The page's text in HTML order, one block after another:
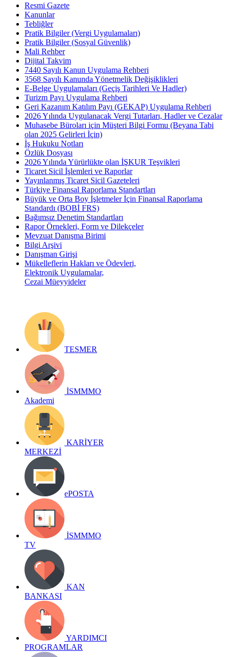
Resmi Gazete
Kanunlar
Tebliğler
Pratik Bilgiler (Vergi Uygulamaları)
Pratik Bilgiler (Sosyal Güvenlik)
Mali Rehber
Dijital Takvim
7440 Sayılı Kanun Uygulama Rehberi
3568 Sayılı Kanunda Yönetmelik Değişiklikleri
E-Belge Uygulamaları (Geçiş Tarihleri Ve Hadler)
Turizm Payı Uygulama Rehberi
Geri Kazanım Katılım Payı (GEKAP) Uygulama Rehberi
2026 Yılında Uygulanacak Vergi Tutarları, Hadler ve Cezalar
Muhasebe Büroları için Müşteri Bilgi Formu (Beyana Tabi
olan 2025 Gelirleri İçin)
İş Hukuku Notları
Özlük Dosyası
2026 Yılında Yürürlükte olan İŞKUR Teşvikleri
Ticaret Sicil İşlemleri ve Raporlar
Yayınlanmış Ticaret Sicil Gazeteleri
Türkiye Finansal Raporlama Standartları
Büyük ve Orta Boy İşletmeler İçin Finansal Raporlama
Standardı (BOBİ FRS)
Bağımsız Denetim Standartları
Rapor Örnekleri, Form ve Dilekçeler
Mevzuat Danışma Birimi
Bilgi Arşivi
Danışman Girişi
Mükelleflerin Hakları ve Ödevleri,
Elektronik Uygulamalar,
Cezai Müeyyideler
TESMER
İSMMMO
Akademi
KARİYER
MERKEZİ
ePOSTA
İSMMMO
TV
KAN
BANKASI
YARDIMCI
PROGRAMLAR